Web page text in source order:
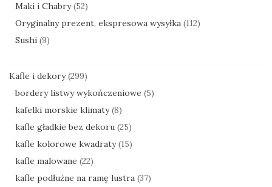
Maki i Chabry (52)
Oryginalny prezent, ekspresowa wysyłka (112)
Sushi (9)
Kafle i dekory (299)
bordery listwy wykończeniowe (5)
kafelki morskie klimaty (8)
kafle gładkie bez dekoru (25)
kafle kolorowe kwadraty (15)
kafle malowane (22)
kafle podłużne na ramę lustra (37)